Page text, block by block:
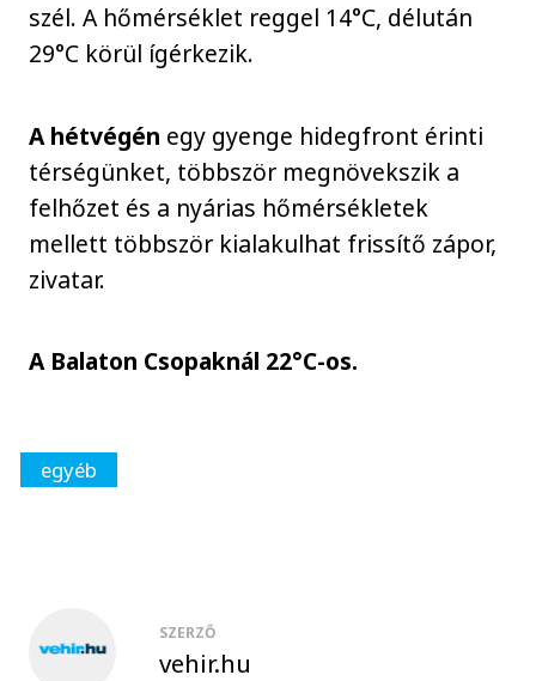
szél. A hőmérséklet reggel 14°C, délután
29°C körül ígérkezik.
A hétvégén egy gyenge hidegfront érinti
térségünket, többször megnövekszik a
felhőzet és a nyárias hőmérsékletek
mellett többször kialakulhat frissítő zápor,
zivatar.
A Balaton Csopaknál 22°C-os.
egyéb
SZERZŐ
vehir.hu